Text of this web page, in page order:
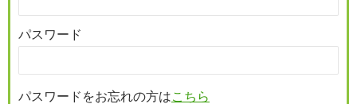
パスワード
パスワードをお忘れの方はこちら